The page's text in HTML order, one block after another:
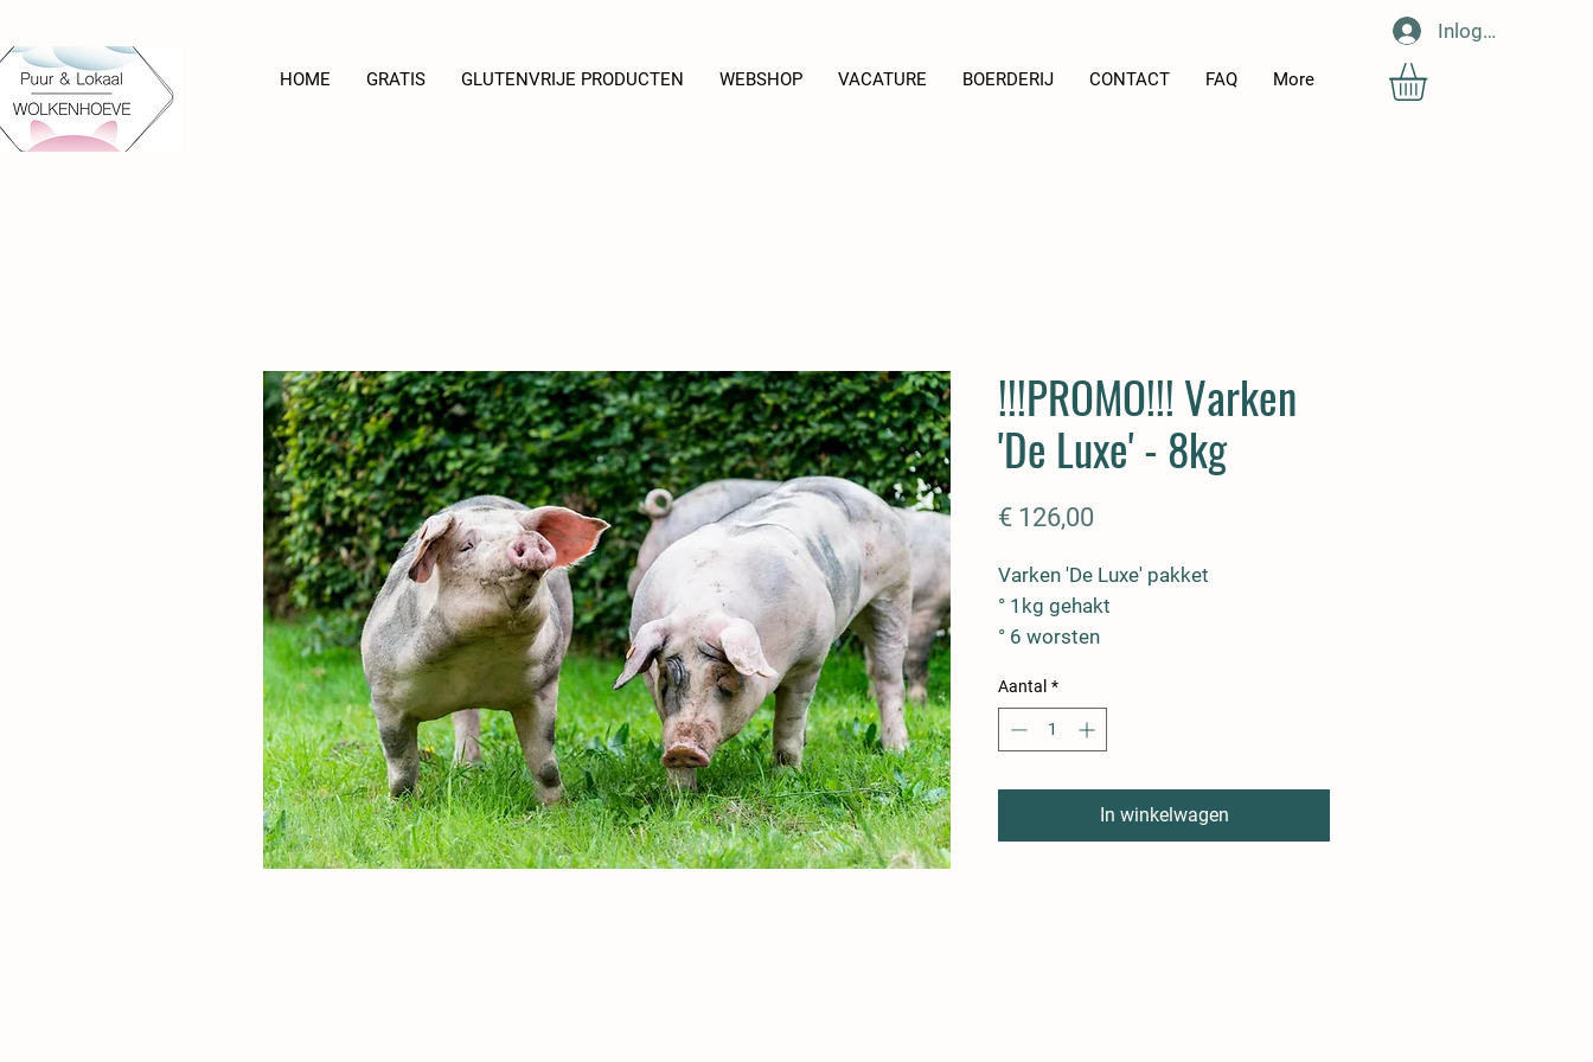
HOME GRATIS GLUTENVRIJE PRODUCTEN WEBSHOP VACATURE BOERDERIJ CONTACT FAQ More
Inloggen
!!!PROMO!!! Varken
'De Luxe' - 8kg
€ 126,00
Varken 'De Luxe' pakket
° 1kg gehakt
° 6 worsten
° 6 varkenslapjes
° 6 magere mignonette
° 1kg varkensgyros
° 6 varkensschnitzel
Aantal *
In winkelwagen